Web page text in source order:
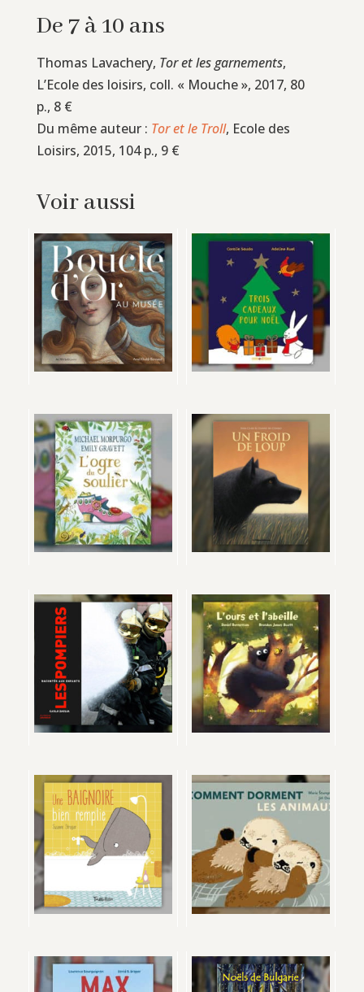
De 7 à 10 ans
Thomas Lavachery, Tor et les garnements,
L’Ecole des loisirs, coll. « Mouche », 2017, 80
p., 8 €
Du même auteur : Tor et le Troll, Ecole des
Loisirs, 2015, 104 p., 9 €
Voir aussi